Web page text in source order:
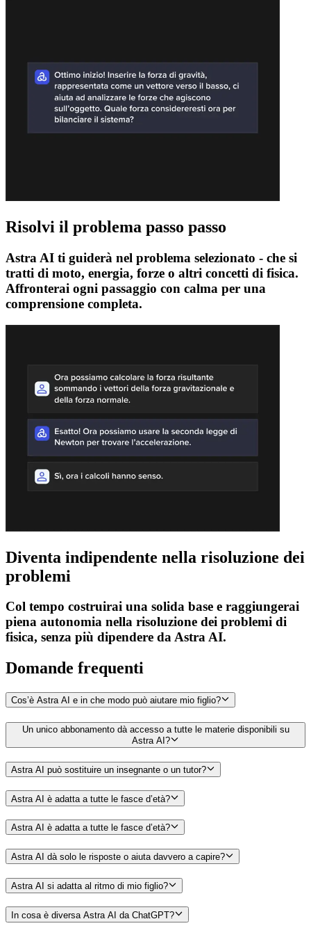
Risolvi il problema passo passo
Astra AI ti guiderà nel problema selezionato - che si
tratti di moto, energia, forze o altri concetti di fisica.
Affronterai ogni passaggio con calma per una
comprensione completa.
Diventa indipendente nella risoluzione dei
problemi
Col tempo costruirai una solida base e raggiungerai
piena autonomia nella risoluzione dei problemi di
fisica, senza più dipendere da Astra AI.
Domande frequenti
Cos’è Astra AI e in che modo può aiutare mio figlio?
Un unico abbonamento dà accesso a tutte le materie disponibili su
Astra AI?
Astra AI può sostituire un insegnante o un tutor?
Astra AI è adatta a tutte le fasce d’età?
Astra AI è adatta a tutte le fasce d’età?
Astra AI dà solo le risposte o aiuta davvero a capire?
Astra AI si adatta al ritmo di mio figlio?
In cosa è diversa Astra AI da ChatGPT?